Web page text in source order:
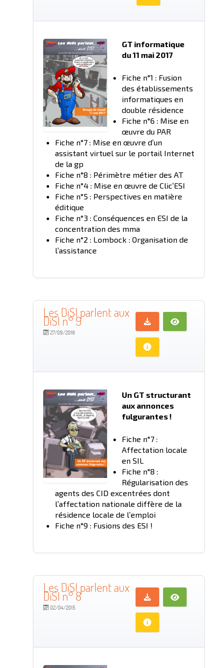
GT informatique
du 11 mai 2017
Fiche n°1 : Fusion
des établissements
informatiques en
double résidence
Fiche n°6 : Mise en
œuvre du PAR
Fiche n°7 : Mise en œuvre d’un
assistant virtuel sur le portail Internet
de la gp
Fiche n°8 : Périmètre métier des AT
Fiche n°4 : Mise en œuvre de Clic’ESI
Fiche n°5 : Perspectives en matière
éditique
Fiche n°3 : Conséquences en ESI de la
concentration des mma
Fiche n°2 : Lombock : Organisation de
l’assistance
Les DiSI parlent aux
DiSI n° 9
27/09/2016
Un GT structurant
aux annonces
fulgurantes !
Fiche n°7 :
Affectation locale
en SIL
Fiche n°8 :
Régularisation des
agents des CID excentrées dont
l’affectation nationale diffère de la
résidence locale de l’emploi
Fiche n°9 : Fusions des ESI !
Les DiSI parlent aux
DiSI n° 8
02/04/2015